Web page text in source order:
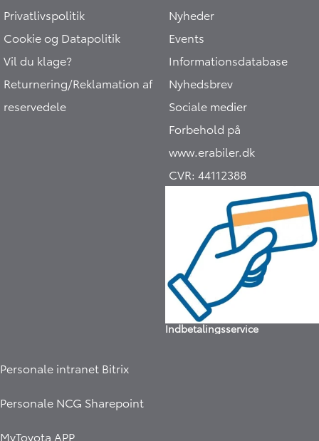
Privatlivspolitik
Cookie og Datapolitik
Vil du klage?
Returnering/Reklamation af
reservedele
Nyheder
Events
Informationsdatabase
Nyhedsbrev
Sociale medier
Forbehold på
www.erabiler.dk
CVR:44112388
Indbetalingsservice
Personale intranet Bitrix
Personale NCG Sharepoint
MyToyota APP